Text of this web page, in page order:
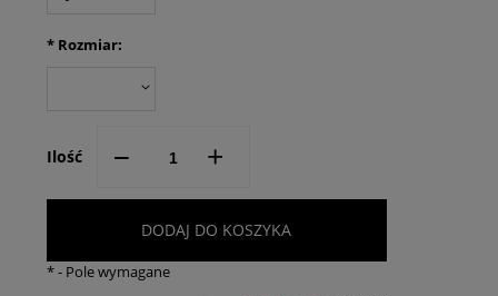
*Rozmiar:
Ilość -- +
DODAJ DO KOSZYKA
*- Pole wymagane